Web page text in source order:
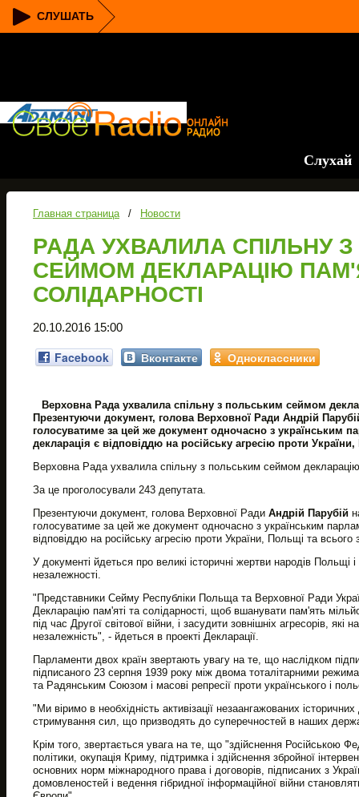
СЛУШАТЬ
Слухай
Главная страница / Новости
РАДА УХВАЛИЛА СПІЛЬНУ
СЕЙМОМ ДЕКЛАРАЦІЮ
СОЛІДАРНОСТІ
20.10.2016 15:00
Facebook Вконтакте Одноклассники
Верховна Рада ухвалила спільну з польським сеймом
Презентуючи документ, голова Верховної Ради Андрій
голосуватиме за цей же документ одночасно з українським
декларація є відповіддю на російську агресію проти України,
Верховна Рада ухвалила спільну з польським сеймом декларацію
За це проголосували 243 депутата.
Презентуючи документ, голова Верховної Ради Андрій Парубій
голосуватиме за цей же документ одночасно з українським
відповіддю на російську агресію проти України, Польщі та всього
У документі йдеться про великі історичні жертви народів Польщі
незалежності.
"Представники Сейму Республіки Польща та Верховної Ради
Декларацію пам'яті та солідарності, щоб вшанувати пам'ять
під час Другої світової війни, і засудити зовнішніх агресорів,
незалежність", - йдеться в проекті Декларації.
Парламенти двох країн звертають увагу на те, що наслідком
підписаного 23 серпня 1939 року між двома тоталітарними
та Радянським Союзом і масові репресії проти українського і
"Ми віримо в необхідність активізації незаангажованих
стримування сил, що призводять до суперечностей в наших
Крім того, звертається увага на те, що "здійснення Російською
політики, окупація Криму, підтримка і здійснення збройної
основних норм міжнародного права і договорів, підписаних з
домовленостей і ведення гібридної інформаційної війни